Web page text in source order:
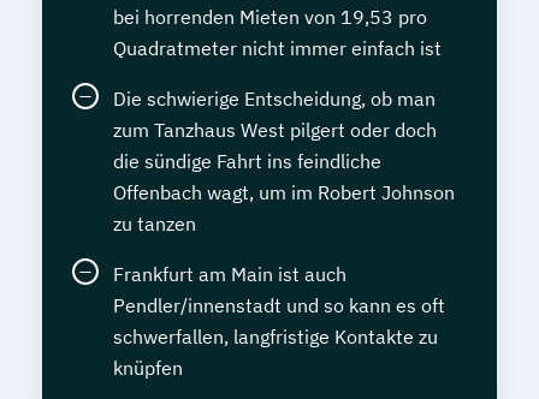
bei horrenden Mieten von 19,53 pro
Quadratmeter nicht immer einfach ist
Die schwierige Entscheidung, ob man
zum Tanzhaus West pilgert oder doch
die sündige Fahrt ins feindliche
Offenbach wagt, um im Robert Johnson
zu tanzen
Frankfurt am Main ist auch
Pendler/innenstadt und so kann es oft
schwerfallen, langfristige Kontakte zu
knüpfen